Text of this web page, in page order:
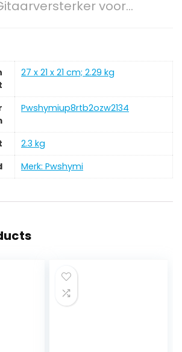
voor…
‎27 x 21 x 21 cm; 2.29 kg
‎Pwshymiup8rtb2ozw2134
‎2.3 kg
Merk: Pwshymi